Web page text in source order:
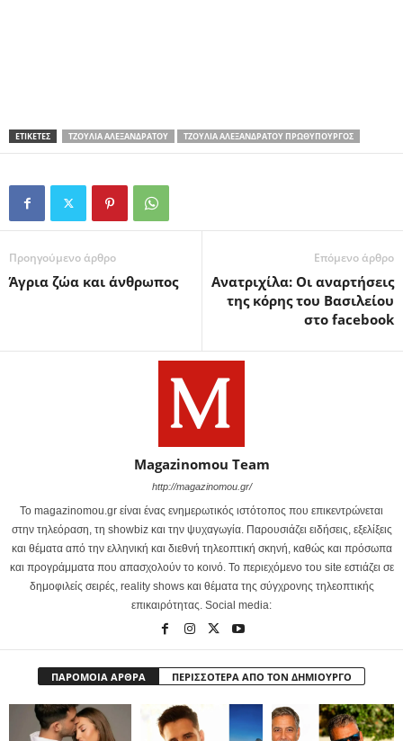
ΕΤΙΚΕΤΕΣ ΤΖΟΎΛΙΑ ΑΛΕΞΑΝΔΡΆΤΟΥ ΤΖΟΎΛΙΑ ΑΛΕΞΑΝΔΡΆΤΟΥ ΠΡΩΘΥΠΟΥΡΓΌΣ
Προηγούμενο άρθρο
Άγρια ζώα και άνθρωπος
Επόμενο άρθρο
Ανατριχίλα: Οι αναρτήσεις
της κόρης του Βασιλείου
στο facebook
Magazinomou Team
http://magazinomou.gr/
Το magazinomou.gr είναι ένας ενημερωτικός ιστότοπος που επικεντρώνεται
στην τηλεόραση, τη showbiz και την ψυχαγωγία. Παρουσιάζει ειδήσεις, εξελίξεις
και θέματα από την ελληνική και διεθνή τηλεοπτική σκηνή, καθώς και πρόσωπα
και προγράμματα που απασχολούν το κοινό. Το περιεχόμενο του site εστιάζει σε
δημοφιλείς σειρές, reality shows και θέματα της σύγχρονης τηλεοπτικής
επικαιρότητας. Social media:
ΠΑΡΟΜΟΙΑ ΑΡΘΡΑ ΠΕΡΙΣΣΟΤΕΡΑ ΑΠΟ ΤΟΝ ΔΗΜΙΟΥΡΓΟ